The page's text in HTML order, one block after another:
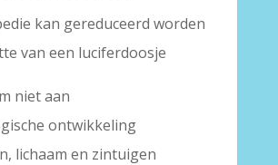
kan gereduceerd worden
van een luciferdoosje
niet aan
ontwikkeling
lichaam en zintuigen